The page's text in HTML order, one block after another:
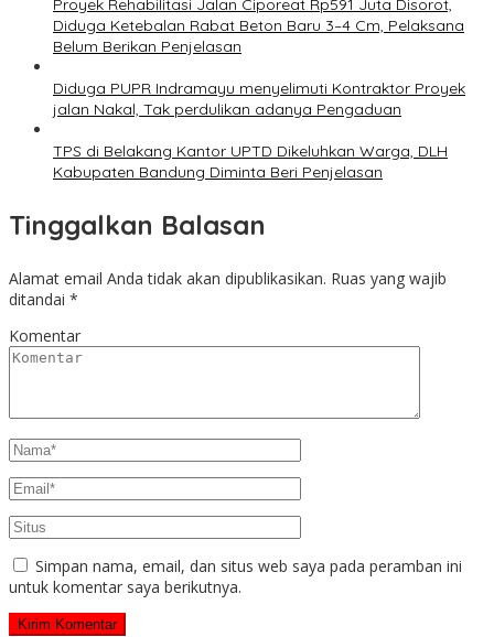
Proyek Rehabilitasi Jalan Ciporeat Rp591 Juta Disorot,
Diduga Ketebalan Rabat Beton Baru 3–4 Cm, Pelaksana
Belum Berikan Penjelasan
Diduga PUPR Indramayu menyelimuti Kontraktor Proyek
jalan Nakal, Tak perdulikan adanya Pengaduan
TPS di Belakang Kantor UPTD Dikeluhkan Warga, DLH
Kabupaten Bandung Diminta Beri Penjelasan
Tinggalkan Balasan
Alamat email Anda tidak akan dipublikasikan. Ruas yang wajib
ditandai *
Komentar
Simpan nama, email, dan situs web saya pada peramban ini
untuk komentar saya berikutnya.